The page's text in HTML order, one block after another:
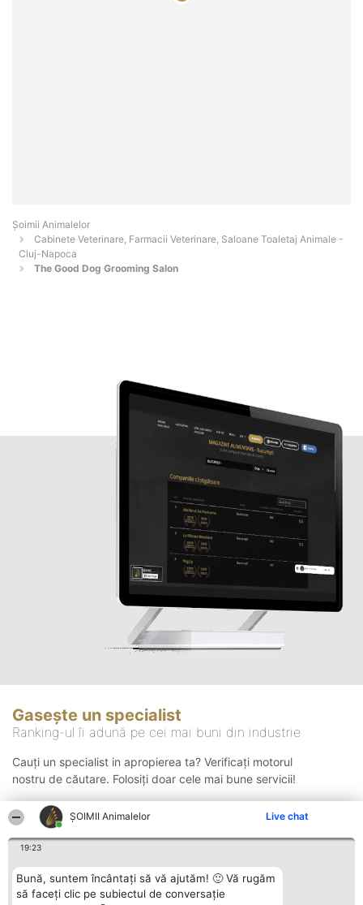
ŞOIMII Animalelor Live chat
19:23
Bună, suntem încântați să vă ajutăm! 🙂 Vă rugăm
să faceți clic pe subiectul de conversație
Şoimii Animalelor
Cabinete Veterinare, Farmacii Veterinare, Saloane Toaletaj Animale -
Cluj-Napoca
The Good Dog Grooming Salon
Gasește un specialist
Ranking-ul îi adună pe cei mai buni din industrie
Cauți un specialist in apropierea ta? Verificați motorul
nostru de căutare. Folosiți doar cele mai bune servicii!